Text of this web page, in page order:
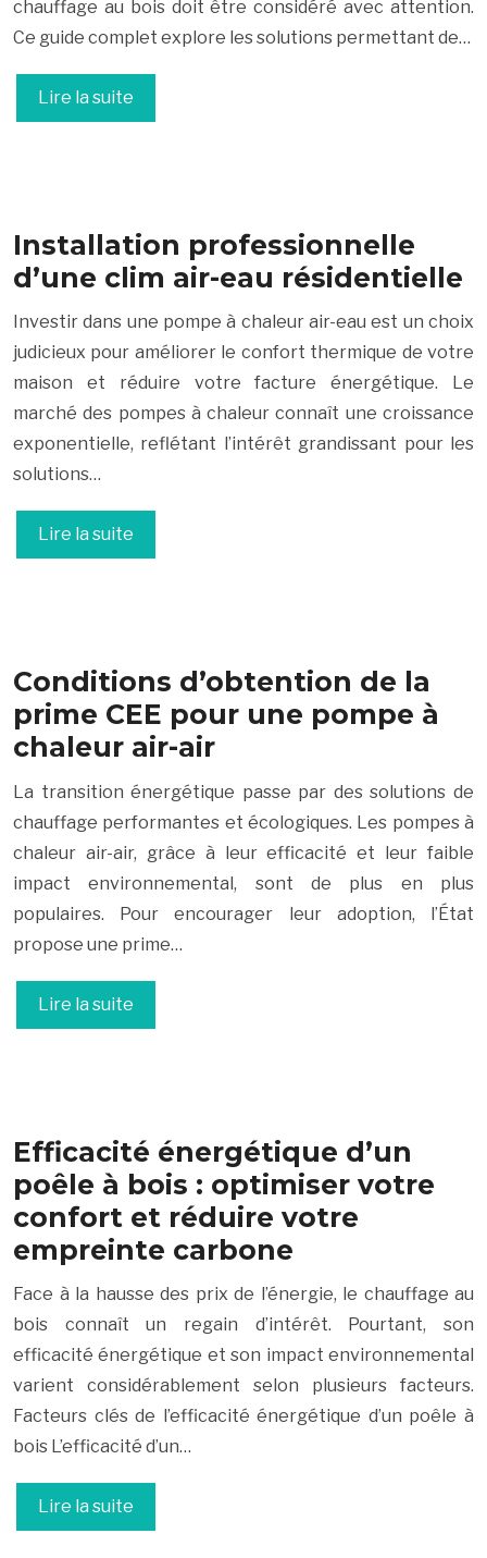
chauffage au bois doit être considéré avec attention.
Ce guide complet explore les solutions permettant de…
Lire la suite
Installation professionnelle
d’une clim air-eau résidentielle
Investir dans une pompe à chaleur air-eau est un choix
judicieux pour améliorer le confort thermique de votre
maison et réduire votre facture énergétique. Le
marché des pompes à chaleur connaît une croissance
exponentielle, reflétant l’intérêt grandissant pour les
solutions…
Lire la suite
Conditions d’obtention de la
prime CEE pour une pompe à
chaleur air-air
La transition énergétique passe par des solutions de
chauffage performantes et écologiques. Les pompes à
chaleur air-air, grâce à leur efficacité et leur faible
impact environnemental, sont de plus en plus
populaires. Pour encourager leur adoption, l’État
propose une prime…
Lire la suite
Efficacité énergétique d’un
poêle à bois : optimiser votre
confort et réduire votre
empreinte carbone
Face à la hausse des prix de l’énergie, le chauffage au
bois connaît un regain d’intérêt. Pourtant, son
efficacité énergétique et son impact environnemental
varient considérablement selon plusieurs facteurs.
Facteurs clés de l’efficacité énergétique d’un poêle à
bois L’efficacité d’un…
Lire la suite